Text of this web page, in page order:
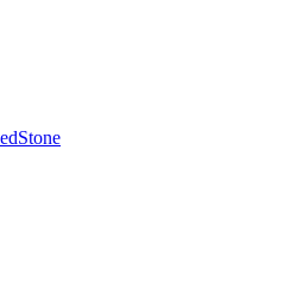
Stone